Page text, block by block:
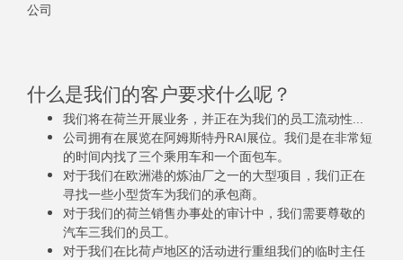
公司
什么是我们的客户要求什么呢？
我们将在荷兰开展业务，并正在为我们的员工流动性...
公司拥有在展览在阿姆斯特丹RAI展位。我们是在非常短
的时间内找了三个乘用车和一个面包车。
对于我们在欧洲港的炼油厂之一的大型项目，我们正在
寻找一些小型货车为我们的承包商。
对于我们的荷兰销售办事处的审计中，我们需要尊敬的
汽车三我们的员工。
对于我们在比荷卢地区的活动进行重组我们的临时主任